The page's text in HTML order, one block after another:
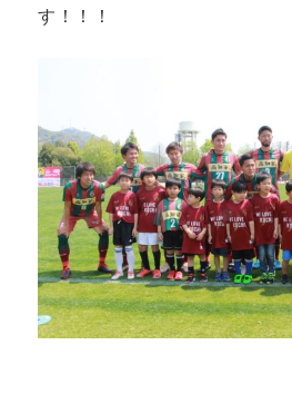
す！！！